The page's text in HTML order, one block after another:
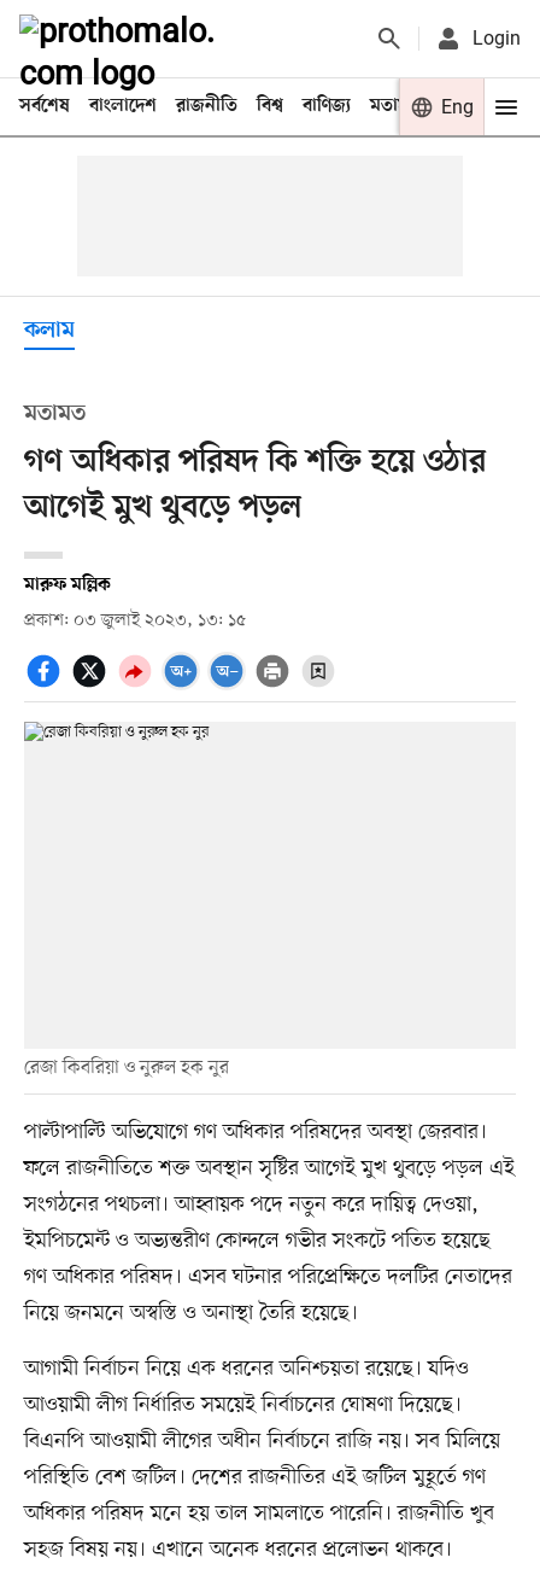
Login
সর্বশেষ বাংলাদেশ রাজনীতি বিশ্ব বাণিজ্য মতামত খেলা
Eng
কলাম
মতামত
গণ অধিকার পরিষদ কি শক্তি হয়ে ওঠার
আগেই মুখ থুবড়ে পড়ল
মারুফ মল্লিক
প্রকাশ: ০৩ জুলাই ২০২৩, ১৩: ১৫
রেজা কিবরিয়া ও নুরুল হক নুর
পাল্টাপাল্টি অভিযোগে গণ অধিকার পরিষদের অবস্থা জেরবার।
ফলে রাজনীতিতে শক্ত অবস্থান সৃষ্টির আগেই মুখ থুবড়ে পড়ল এই
সংগঠনের পথচলা। আহ্বায়ক পদে নতুন করে দায়িত্ব দেওয়া,
ইমপিচমেন্ট ও অভ্যন্তরীণ কোন্দলে গভীর সংকটে পতিত হয়েছে
গণ অধিকার পরিষদ। এসব ঘটনার পরিপ্রেক্ষিতে দলটির নেতাদের
নিয়ে জনমনে অস্বস্তি ও অনাস্থা তৈরি হয়েছে।
আগামী নির্বাচন নিয়ে এক ধরনের অনিশ্চয়তা রয়েছে। যদিও
আওয়ামী লীগ নির্ধারিত সময়েই নির্বাচনের ঘোষণা দিয়েছে।
বিএনপি আওয়ামী লীগের অধীন নির্বাচনে রাজি নয়। সব মিলিয়ে
পরিস্থিতি বেশ জটিল। দেশের রাজনীতির এই জটিল মুহূর্তে গণ
অধিকার পরিষদ মনে হয় তাল সামলাতে পারেনি। রাজনীতি খুব
সহজ বিষয় নয়। এখানে অনেক ধরনের প্রলোভন থাকবে।